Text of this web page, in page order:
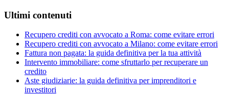
Ultimi contenuti
Recupero crediti con avvocato a Roma: come evitare errori
Recupero crediti con avvocato a Milano: come evitare errori
Fattura non pagata: la guida definitiva per la tua attività
Intervento immobiliare: come sfruttarlo per recuperare un
credito
Aste giudiziarie: la guida definitiva per imprenditori e
investitori